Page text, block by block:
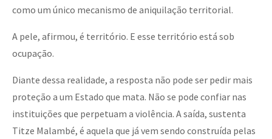
como um único mecanismo de aniquilação territorial.
A pele, afirmou, é território. E esse território está sob
ocupação.
Diante dessa realidade, a resposta não pode ser pedir mais
proteção a um Estado que mata. Não se pode confiar nas
instituições que perpetuam a violência. A saída, sustenta
Titze Malambé, é aquela que já vem sendo construída pelas